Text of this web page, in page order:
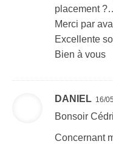
placement
Merci par
Excellente
Bien à vous
DANIEL 16/
Bonsoir
Concernant